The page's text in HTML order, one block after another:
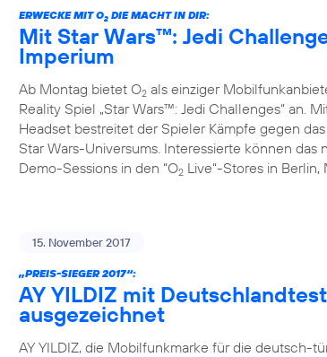
ERWECKE MIT O2 DIE MACHT IN DIR:
Mit Star Wars™: Jedi
Imperium
Ab Montag bietet O2 als einziger
Reality Spiel „Star Wars™: Jedi Challenges“ an.
Headset bestreitet der Spieler Kämpfe gegen
Star Wars-Universums. Interessierte können
Demo-Sessions in den “O2 Live“-Stores in
15. November 2017
„PREIS-SIEGER 2017“:
AY YILDIZ mit
ausgezeichnet
AY YILDIZ, die Mobilfunkmarke für die deutsch-